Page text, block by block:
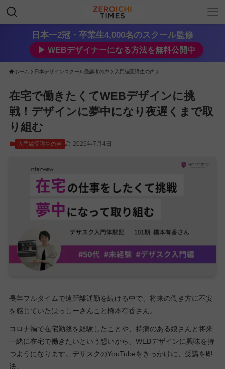
日本一2冠・卒業生4,000名のスクール監修
▶︎ WEBデザイナーになる方法を無料公開中
ホーム 日本デザインスクール受講者の声 入門編受講生の声
在宅で働きたくてWEBデザインに挑
戦！デザインに夢中になり夜遅くまで取
り組む
入門編受講生の声 2026年7月4日
長年フルタイムで遠距離通勤を続ける中で、将来の働き方に不安
を感じていたはっしーさんこと橋本有香さん。
コロナ禍で在宅勤務を経験したことや、持病のある娘さんと将来
一緒に在宅で働きたいという想いから、WEBデザインに興味を持
つようになります。デザスクのYouTubeをきっかけに、受講を即
決。